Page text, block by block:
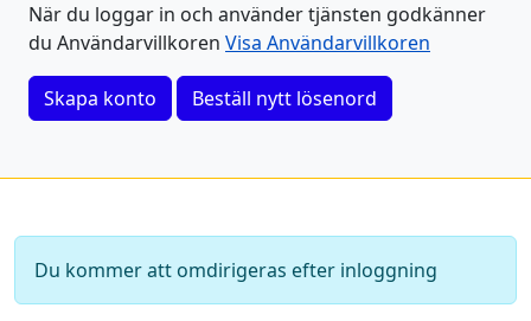
När du loggar in och använder tjänsten godkänner
du Användarvillkoren Visa Användarvillkoren
Skapa konto Beställ nytt lösenord
Du kommer att omdirigeras efter inloggning